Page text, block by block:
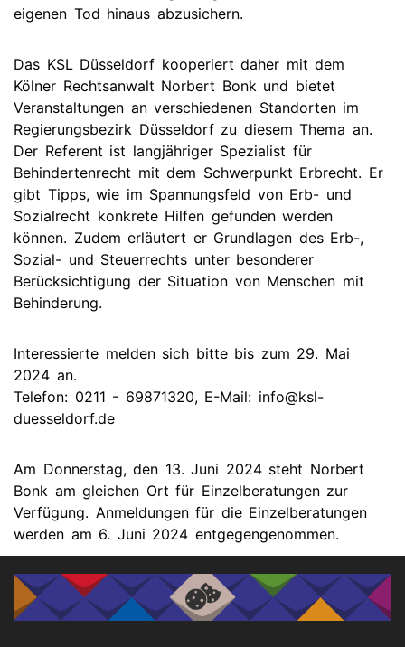
eigenen Tod hinaus abzusichern.
Das KSL Düsseldorf kooperiert daher mit dem
Kölner Rechtsanwalt Norbert Bonk und bietet
Veranstaltungen an verschiedenen Standorten im
Regierungsbezirk Düsseldorf zu diesem Thema an.
Der Referent ist langjähriger Spezialist für
Behindertenrecht mit dem Schwerpunkt Erbrecht. Er
gibt Tipps, wie im Spannungsfeld von Erb- und
Sozialrecht konkrete Hilfen gefunden werden
können. Zudem erläutert er Grundlagen des Erb-,
Sozial- und Steuerrechts unter besonderer
Berücksichtigung der Situation von Menschen mit
Behinderung.
Interessierte melden sich bitte bis zum 29. Mai
2024 an.
Telefon: 0211 - 69871320, E-Mail: info@ksl-
duesseldorf.de
Am Donnerstag, den 13. Juni 2024 steht Norbert
Bonk am gleichen Ort für Einzelberatungen zur
Verfügung. Anmeldungen für die Einzelberatungen
werden am 6. Juni 2024 entgegengenommen.